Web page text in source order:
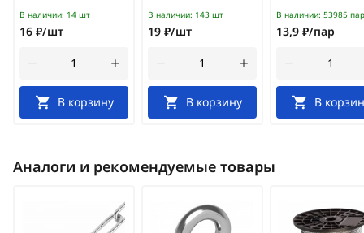
В наличии: 14 шт
16 ₽/шт
В корзину
В наличии: 143 шт
19 ₽/шт
В корзину
В наличии: 53985 пар
13,9 ₽/пар
В
Аналоги и рекомендуемые товары